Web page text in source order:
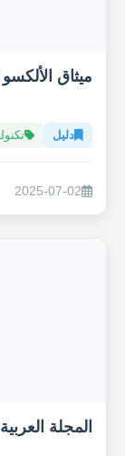
ميثاق
دليل
2025-07-02
المجلة العربية